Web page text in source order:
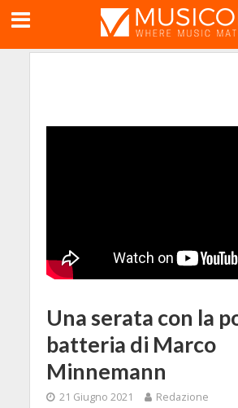
Una serata con la
batteria di Marco
Minnemann
21 Giugno 2021
Redazione